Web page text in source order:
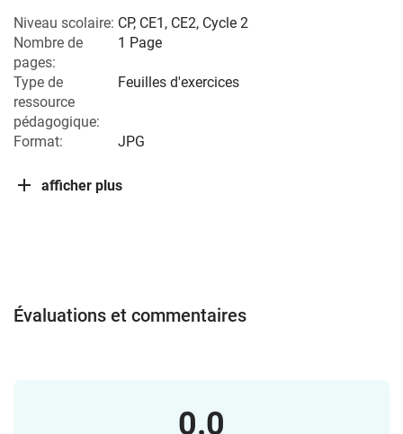
Niveau scolaire: CP, CE1 , CE2, Cycle 2
Nombre de
pages:
1 Page
Type de
ressource
pédagogique:
Feuilles d'exercices
Format: JPG
afficher plus
Évaluations et commentaires
0.0